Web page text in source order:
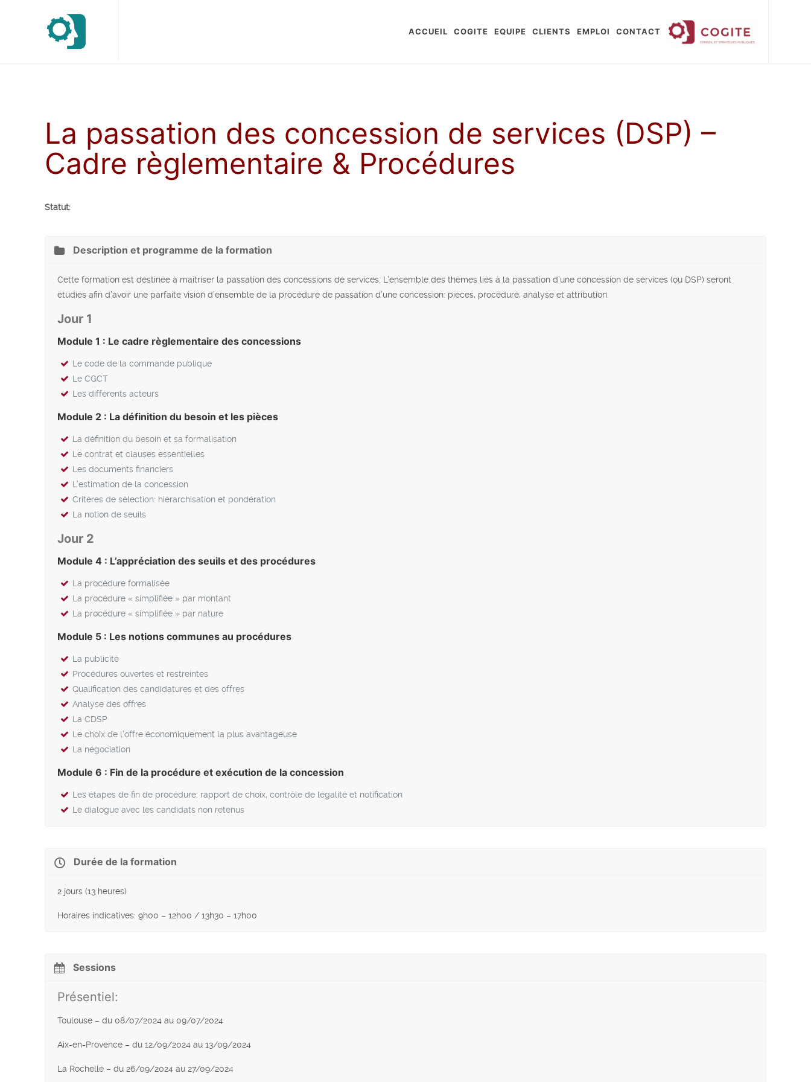
ACCUEIL COGITE EQUIPE CLIENTS EMPLOI CONTACT
La passation des concession de services (DSP) –
Cadre règlementaire & Procédures
Statut:
Description et programme de la formation
Cette formation est destinée à maîtriser la passation des concessions de services. L’ensemble des thèmes liés à la passation d’une concession de services (ou DSP) seront
étudiés afin d’avoir une parfaite vision d’ensemble de la procédure de passation d’une concession: pièces, procédure, analyse et attribution.
Jour 1
Module 1 : Le cadre règlementaire des concessions
Le code de la commande publique
Le CGCT
Les différents acteurs
Module 2 : La définition du besoin et les pièces
La définition du besoin et sa formalisation
Le contrat et clauses essentielles
Les documents financiers
L’estimation de la concession
Critères de sélection: hiérarchisation et pondération
La notion de seuils
Jour 2
Module 4 : L’appréciation des seuils et des procédures
La procédure formalisée
La procédure « simplifiée » par montant
La procédure « simplifiée » par nature
Module 5 : Les notions communes au procédures
La publicité
Procédures ouvertes et restreintes
Qualification des candidatures et des offres
Analyse des offres
La CDSP
Le choix de l’offre économiquement la plus avantageuse
La négociation
Module 6 : Fin de la procédure et exécution de la concession
Les étapes de fin de procédure: rapport de choix, contrôle de légalité et notification
Le dialogue avec les candidats non retenus
Durée de la formation
2 jours (13 heures)
Horaires indicatives: 9h00 – 12h00 / 13h30 – 17h00
Sessions
Présentiel:
Toulouse – du 08/07/2024 au 09/07/2024
Aix-en-Provence – du 12/09/2024 au 13/09/2024
La Rochelle – du 26/09/2024 au 27/09/2024